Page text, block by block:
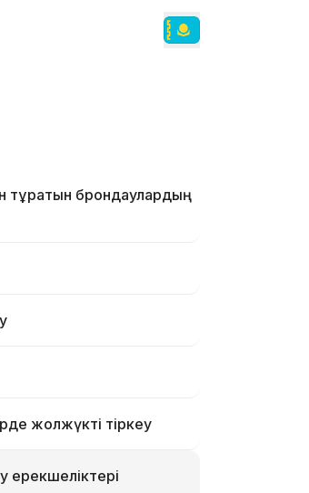
брондаулардың
жолжүкті тіркеу
ерекшеліктері